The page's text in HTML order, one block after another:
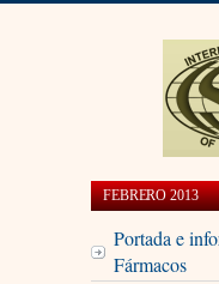
FEBRERO 2013
Portada e
Fármacos